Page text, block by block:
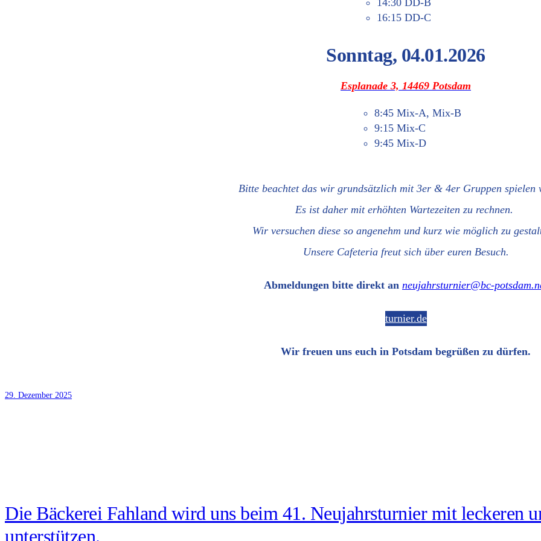
14:30 DD‑B
16:15 DD‑C
Sonn­tag, 04.01.2026
Espla­na­de 3, 14469 Potsdam
8:45 Mix‑A, Mix‑B
9:15 Mix‑C
9:45 Mix‑D
Bit­te beach­tet das wir grund­sätz­lich mit 3er & 4er Grup­pen spie­len
Es ist daher mit erhöh­ten War­te­zei­ten zu rechnen.
Wir ver­su­chen die­se so ange­nehm und kurz wie mög­lich zu
Unse­re Cafe­te­ria freut sich über euren Besuch.
Abmel­dun­gen bit­te direkt an neujahrsturnier@​bc-​
turnier.de
Wir freu­en uns euch in Potsdam begrü­ßen zu dürfen.
29. Dezember 2025
Die Bäcke­rei Fah­l­and wird uns beim 41. Neu­jahrs­tur­nier mit lecke­ren
unterstützen.